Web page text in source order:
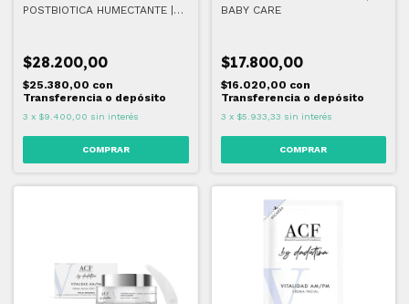
POSTBIOTICA HUMECTANTE |
$28.200,00
$25.380,00 con
Transferencia o depósito
3 x $9.400,00 sin interés
BABY CARE
$17.800,00
$16.020,00 con
Transferencia o depósito
3 x $5.933,33 sin interés